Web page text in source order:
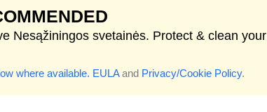
Nesąžiningos svetainės. Protect & clean your
where available. EULAand Privacy/Cookie Policy.